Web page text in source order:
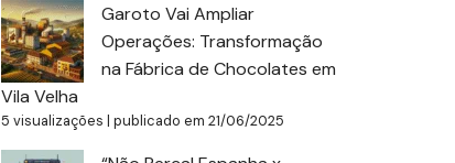
Garoto Vai Ampliar
Operações: Transformação
na Fábrica de Chocolates em
Vila Velha
5 visualizações | publicado em 21/06/2025